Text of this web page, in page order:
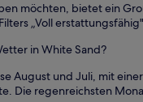
möchten, bietet ein
„Voll
in White Sand?
August und Juli, mit
Die regenreichsten